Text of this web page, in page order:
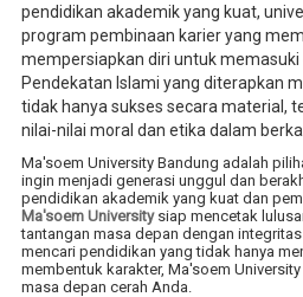
pendidikan akademik yang kuat,
program pembinaan karier yang
mempersiapkan diri untuk memasuki
Pendekatan Islami yang diterapkan
tidak hanya sukses secara material,
nilai-nilai moral dan etika dalam
Ma'soem University Bandung adalah
ingin menjadi generasi unggul dan
pendidikan akademik yang kuat dan
Ma'soem Universitysiap mencetak
tantangan masa depan dengan
mencari pendidikan yang tidak hanya
membentuk karakter, Ma'soem
masa depan cerah Anda.